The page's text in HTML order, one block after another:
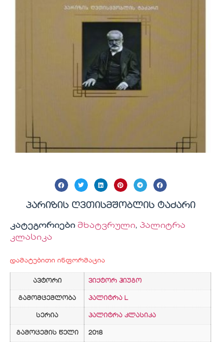
პარიზის ღვთისმშობლის ტაძარი
კატეგორიები მხატვრული, პალიტრა
კლასიკა
დამატებითი ინფორმაცია
ავტორი ვიქტორ ჰიუგო
გამომცემლობა პალიტრა L
სერია პალიტრა კლასიკა
გამოცემის წელი 2018